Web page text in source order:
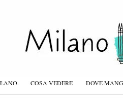
COSA VEDERE DOVE